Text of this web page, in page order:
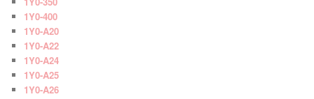
1Y0-400
1Y0-A20
1Y0-A22
1Y0-A24
1Y0-A25
1Y0-A26